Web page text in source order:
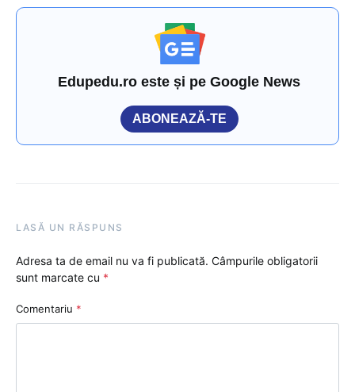
Edupedu.ro este și pe Google News
ABONEAZĂ-TE
LASĂ UN RĂSPUNS
Adresa ta de email nu va fi publicată. Câmpurile obligatorii
sunt marcate cu *
Comentariu *